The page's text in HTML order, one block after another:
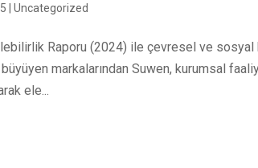
|Uncategorized
Raporu (2024) ile çevresel ve
markalarından Suwen, kurumsal
ele...